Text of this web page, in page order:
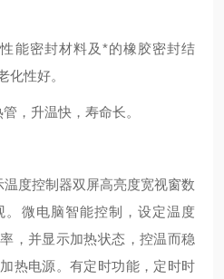
能密封材料及*的橡胶密封结
化性好。
，升温快，寿命长。
度控制器双屏高亮度宽视窗数
。微电脑智能控制，设定温度
，并显示加热状态，控温而稳
热电源。有定时功能，定时时